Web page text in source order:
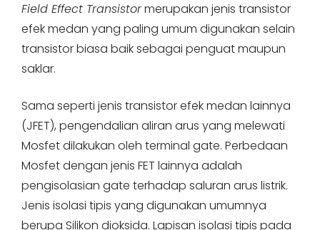
Field Effect Transistormerupakan jenis transistor
efek medan yang paling umum digunakan selain
transistor biasa baik sebagai penguat maupun
saklar.
Sama seperti jenis transistor efek medan lainnya
(JFET), pengendalian aliran arus yang melewati
Mosfet dilakukan oleh terminal gate. Perbedaan
Mosfet dengan jenis FET lainnya adalah
pengisolasian gate terhadap saluran arus listrik.
Jenis isolasi tipis yang digunakan umumnya
berupa Silikon dioksida. Lapisan isolasi tipis pada